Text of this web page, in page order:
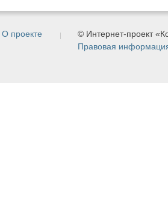
О проекте
© Интернет-проект
Правовая